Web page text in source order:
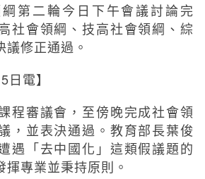
第二輪今日下午會議討論完
社會領綱、技高社會領綱、綜
修正通過。
日電】
程審議會，至傍晚完成社會領
，並表決通過。教育部長葉俊
遇「去中國化」這類假議題的
專業並秉持原則。